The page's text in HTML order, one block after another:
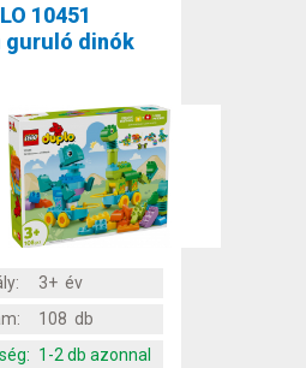
10451
guruló dinók
3+ év
108 db
1-2 db azonnal